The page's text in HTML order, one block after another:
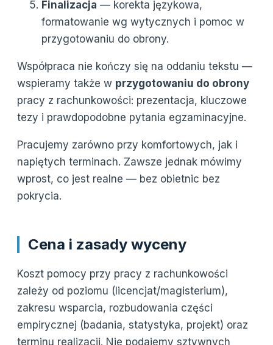
Finalizacja — korekta językowa,
formatowanie wg wytycznych i pomoc w
przygotowaniu do obrony.
Współpraca nie kończy się na oddaniu tekstu —
wspieramy także w przygotowaniu do obrony
pracy z rachunkowości: prezentacja, kluczowe
tezy i prawdopodobne pytania egzaminacyjne.
Pracujemy zarówno przy komfortowych, jak i
napiętych terminach. Zawsze jednak mówimy
wprost, co jest realne — bez obietnic bez
pokrycia.
Cena i zasady wyceny
Koszt pomocy przy pracy z rachunkowości
zależy od poziomu (licencjat/magisterium),
zakresu wsparcia, rozbudowania części
empirycznej (badania, statystyka, projekt) oraz
terminu realizacji. Nie podajemy sztywnych